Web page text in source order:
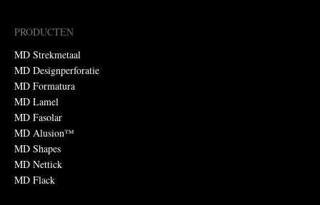
PRODUCTEN
MD Strekmetaal
MD Designperforatie
MD Formatura
MD Lamel
MD Fasolar
MD Alusion™
MD Shapes
MD Nettick
MD Flack